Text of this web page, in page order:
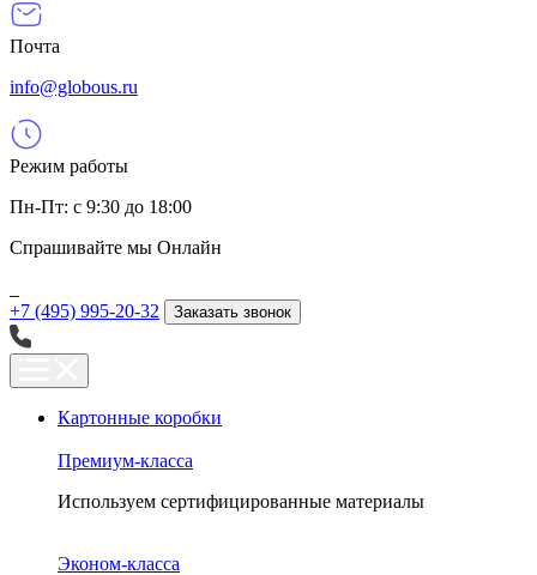
Почта
info@globous.ru
Режим работы
Пн-Пт: с 9:30 до 18:00
Спрашивайте мы Онлайн
+7 (495) 995-20-32 Заказать звонок
Картонные коробки
Премиум-класса
Используем сертифицированные материалы
Эконом-класса